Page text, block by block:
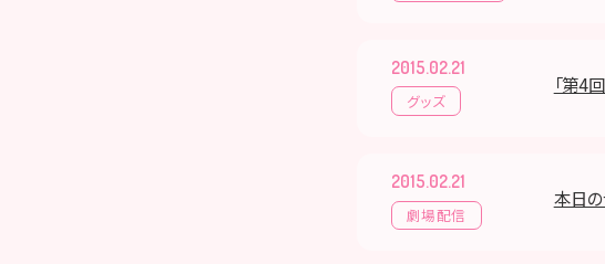
2015.02.21
グッズ
「第4
2015.02.21
劇場配信
本日の